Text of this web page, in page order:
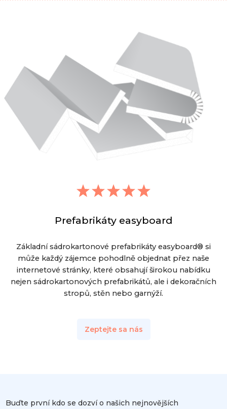
Prefabrikáty easyboard
Základní sádrokartonové prefabrikáty easyboard® si
může každý zájemce pohodlně objednat přez naše
internetové stránky, které obsahují širokou nabídku
nejen sádrokartonových prefabrikátů, ale i dekoračních
stropů, stěn nebo garnýží.
Zeptejte sa nás
Buďte první kdo se dozví o našich nejnovějších